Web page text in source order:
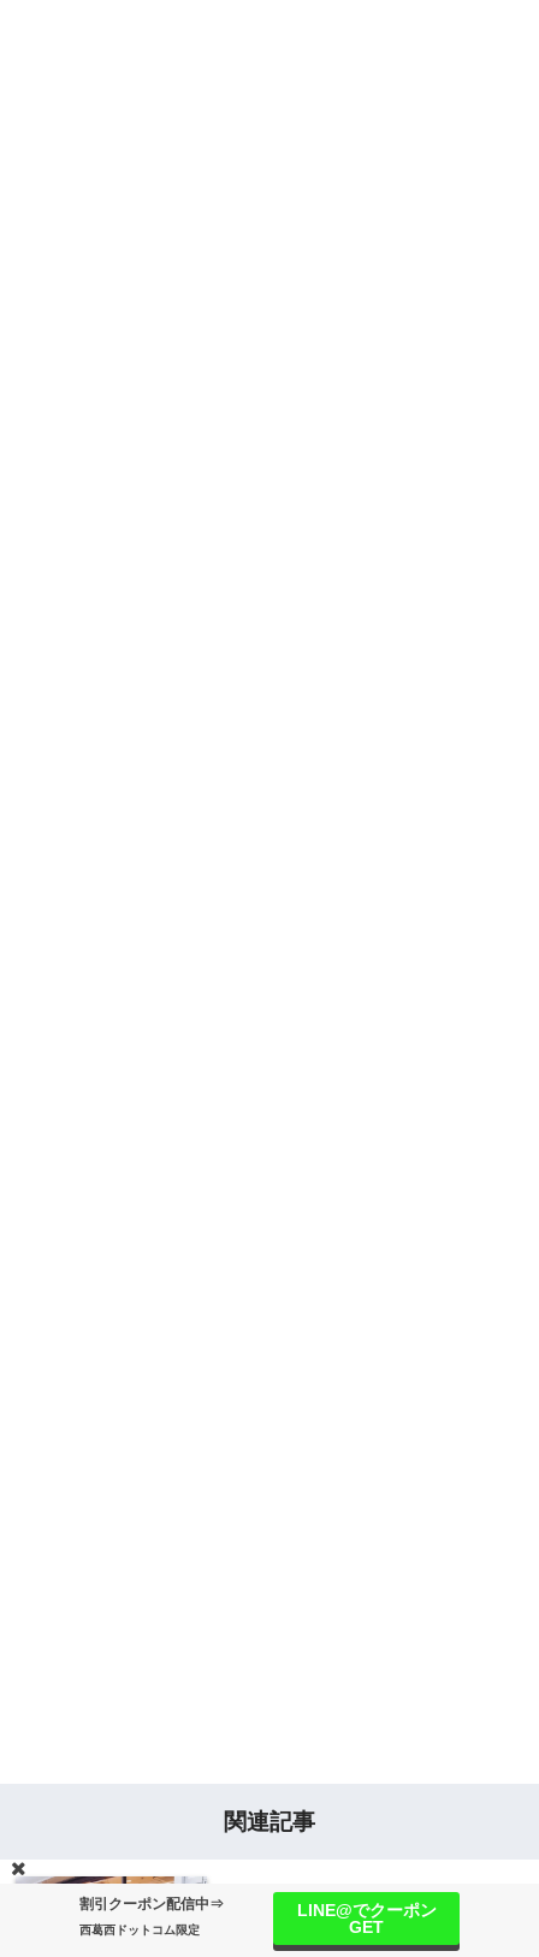
関連記事
西葛西「ニキベーカリー西葛西店」
地域の人に愛されるバリエーション
ライター募集 運営情報
割引クーポン配信中⇒
西葛西ドットコム限定
LINE@でクーポン
GET